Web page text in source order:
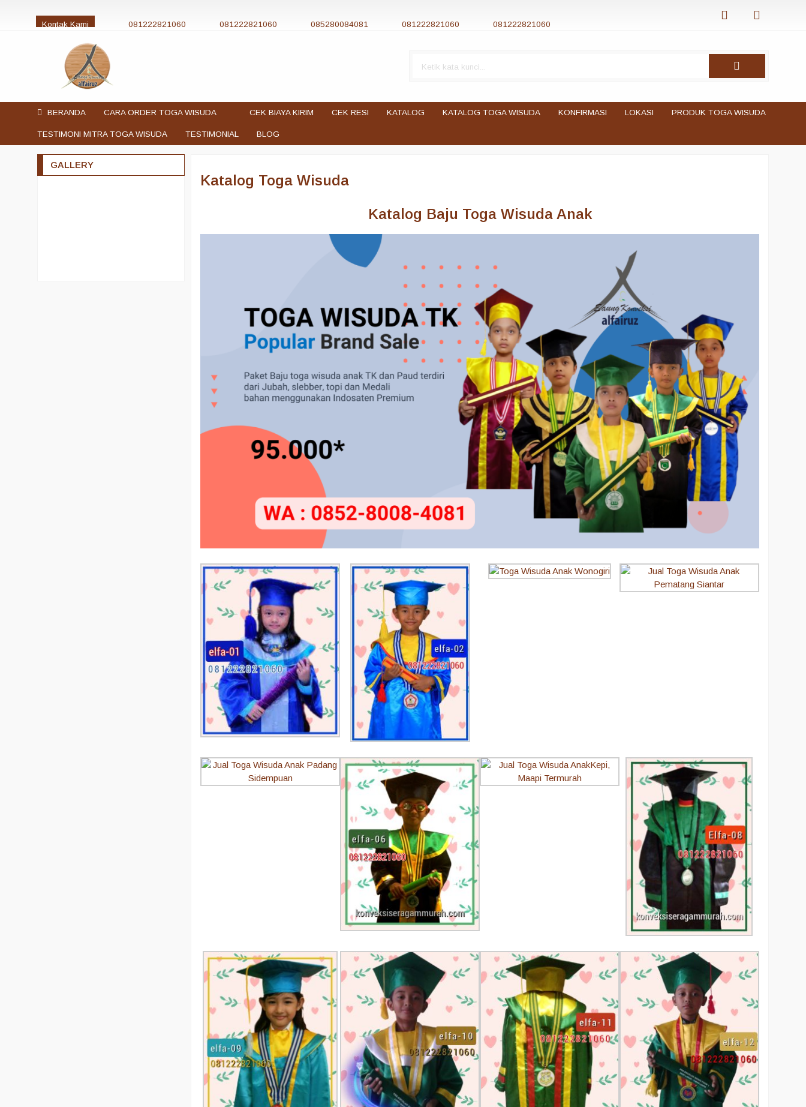
Kontak Kami 081222821060 081222821060 085280084081 081222821060 081222821060
jualtogawisuda@gmail.com
BERANDA CARA ORDER TOGA WISUDA CEK BIAYA KIRIM CEK RESI KATALOG KATALOG TOGA WISUDA KONFIRMASI LOKASI PRODUK TOGA WISUDA
TESTIMONI MITRA TOGA WISUDA TESTIMONIAL BLOG
Katalog Toga Wisuda
Katalog Baju Toga Wisuda Anak
GALLERY